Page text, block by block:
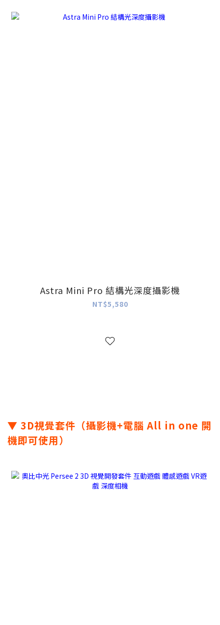
Astra Mini Pro 結構光深度攝影機
NT$5,580
▼ 3D視覺套件（攝影機+電腦 All in one 開
機即可使用）